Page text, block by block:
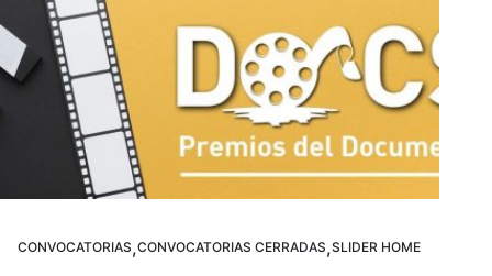
CONVOCATORIAS,CONVOCATORIAS CERRADAS,SLIDER HOME